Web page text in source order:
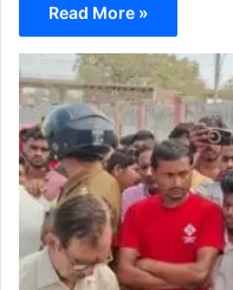
Read More »